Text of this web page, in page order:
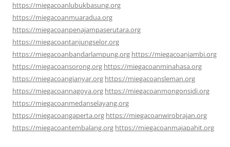
https://miegacoanlubukbasung.org
https://miegacoanmuaradua.org
https://miegacoanpenajampaserutara.org
https://miegacoantanjungselor.org
https://miegacoanbandarlampung.org https://miegacoanjambi.org
https://miegacoansorong.org https://miegacoanminahasa.org
https://miegacoangianyar.org https://miegacoansleman.org
https://miegacoannagoya.org https://miegacoanmongonsidi.org
https://miegacoanmedanselayang.org
https://miegacoangaperta.org https://miegacoanwirobrajan.org
https://miegacoantembalang.org https://miegacoanmajapahit.org